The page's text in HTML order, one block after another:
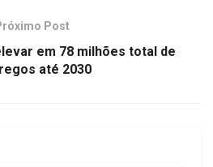
Post
em 78 milhões total de
até 2030